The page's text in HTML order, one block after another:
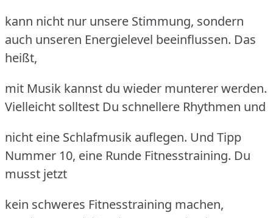
kann nicht nur unsere Stimmung, sondern
auch unseren Energielevel beeinflussen. Das
heißt,
mit Musik kannst du wieder munterer werden.
Vielleicht solltest Du schnellere Rhythmen und
nicht eine Schlafmusik auflegen. Und Tipp
Nummer 10, eine Runde Fitnesstraining. Du
musst jetzt
kein schweres Fitnesstraining machen,